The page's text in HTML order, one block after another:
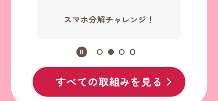
スマホ分解チャレンジ！
すべての取組みを見る